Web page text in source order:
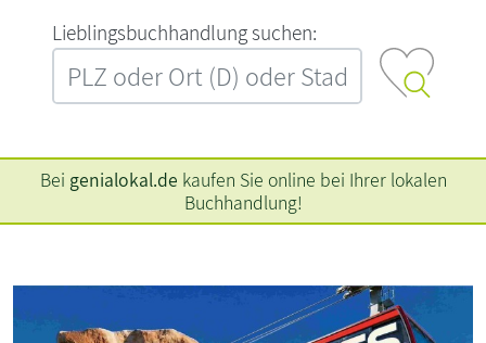
L‍i‍e‍b‍l‍i‍n‍g‍s‍b‍u‍c‍h‍h‍a‍n‍d‍l‍u‍n‍g‍ ‍s‍u‍c‍h‍e‍n‍:‍
Bei genialokal.de kaufen Sie online bei Ihrer lokalen
Buchhandlung!